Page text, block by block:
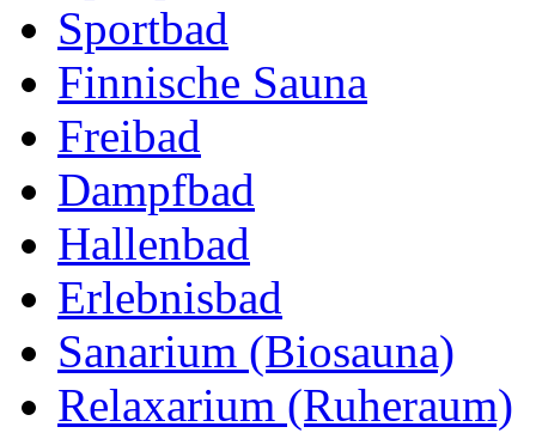
Sportbad
Finnische Sauna
Freibad
Dampfbad
Hallenbad
Erlebnisbad
Sanarium (Biosauna)
Relaxarium (Ruheraum)